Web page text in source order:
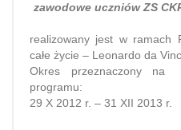
zawodowe uczniów ZS
realizowany jest w ramach
całe życie – Leonardo da
Okres przeznaczony na
programu:
29 X 2012 r. – 31 XII 2013 r.